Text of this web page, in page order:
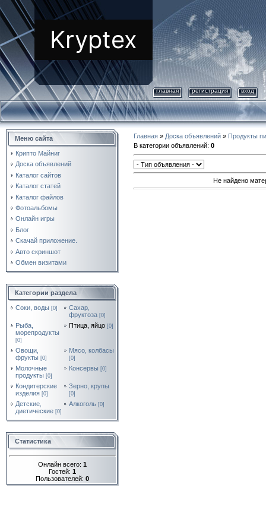
Kryptex
главная регистрация вход
Меню сайта
Крипто Майниг
Доска объявлений
Каталог сайтов
Каталог статей
Каталог файлов
Фотоальбомы
Онлайн игры
Блог
Скачай приложение.
Авто скриншот
Обмен визитами
Категории раздела
Соки, воды [0]
Сахар,
фруктоза [0]
Рыба,
морепродукты
[0]
Птица, яйцо [0]
Овощи,
фрукты [0]
Мясо, колбасы
[0]
Молочные
продукты [0]
Консервы [0]
Кондитерские
изделия [0]
Зерно, крупы
[0]
Детские,
диетические [0]
Алкоголь [0]
Статистика
Онлайн всего: 1
Гостей: 1
Пользователей: 0
Главная » Доска объявлений » Продукты
В категории объявлений: 0
Не найдено